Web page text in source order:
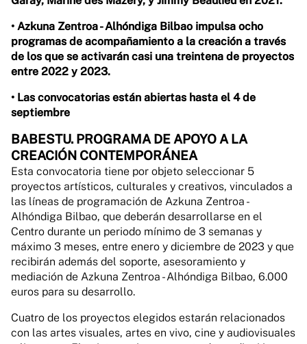
• Azkuna Zentroa - Alhóndiga Bilbao impulsa ocho
programas de acompañamiento a la creación a través
de los que se activarán casi una treintena de proyectos
entre 2022 y 2023.
• Las convocatorias están abiertas hasta el 4 de
septiembre
BABESTU. PROGRAMA DE APOYO A LA
CREACIÓN CONTEMPORÁNEA
Esta convocatoria tiene por objeto seleccionar 5
proyectos artísticos, culturales y creativos, vinculados a
las líneas de programación de Azkuna Zentroa -
Alhóndiga Bilbao, que deberán desarrollarse en el
Centro durante un periodo mínimo de 3 semanas y
máximo 3 meses, entre enero y diciembre de 2023 y que
recibirán además del soporte, asesoramiento y
mediación de Azkuna Zentroa - Alhóndiga Bilbao, 6.000
euros para su desarrollo.
Cuatro de los proyectos elegidos estarán relacionados
con las artes visuales, artes en vivo, cine y audiovisuales